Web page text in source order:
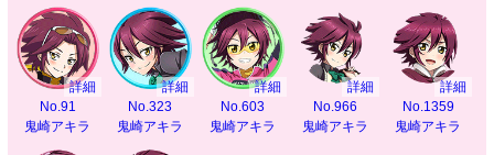
詳細
No.91
鬼崎アキラ
詳細
No.323
鬼崎アキラ
詳細
No.603
鬼崎アキラ
詳細
No.966
鬼崎アキラ
詳細
No.1359
鬼崎アキラ